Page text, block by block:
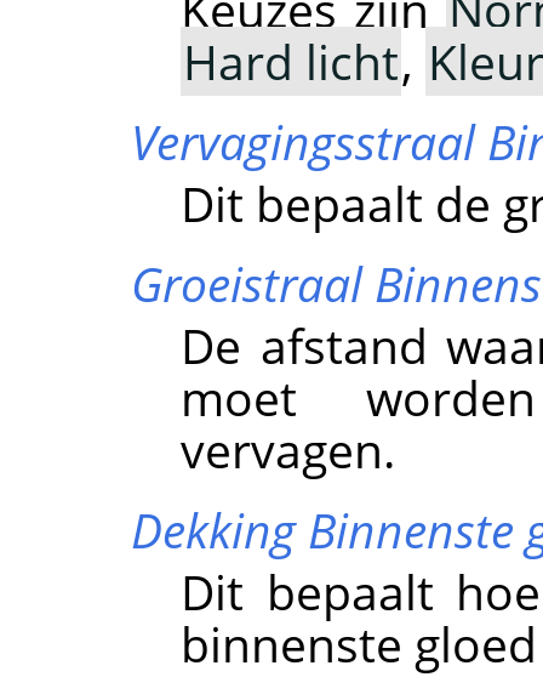
Hard licht,
Vervagingsstraal
Dit bepaalt de
Groeistraal
De afstand
moet
vervagen.
Dekking Binnenste
Dit bepaalt
binnenste